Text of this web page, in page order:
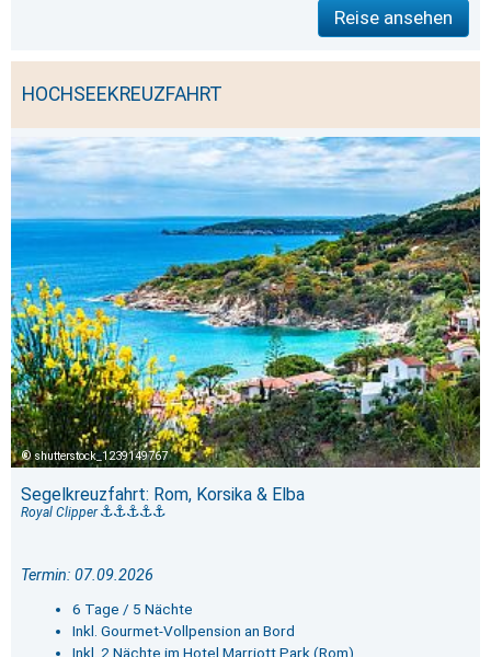
Reise ansehen
HOCHSEEKREUZFAHRT
shutterstock_1239149767
Segelkreuzfahrt: Rom, Korsika & Elba
Royal Clipper
Termin: 07.09.2026
6 Tage / 5 Nächte
Inkl. Gourmet-Vollpension an Bord
Inkl. 2 Nächte im Hotel Marriott Park (Rom)